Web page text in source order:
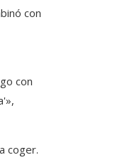
con
con
coger.